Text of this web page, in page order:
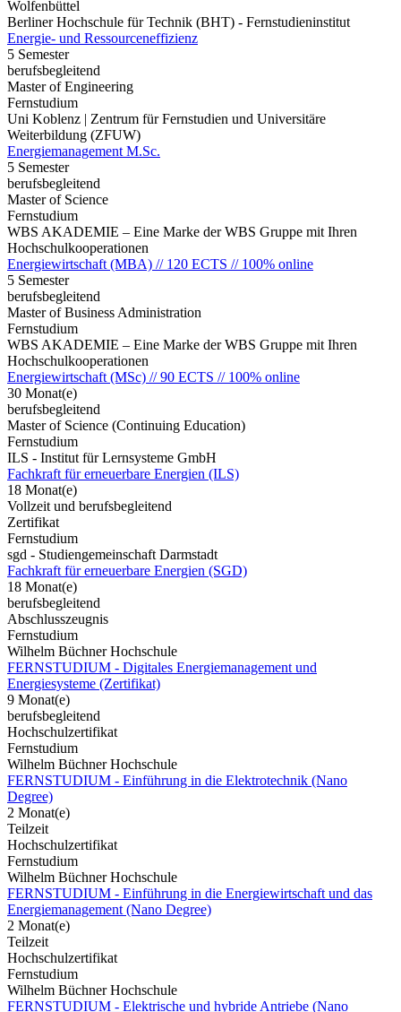
Wolfenbüttel
Berliner Hochschule für Technik (BHT) - Fernstudieninstitut
Energie- und Ressourceneffizienz
5 Semester
berufsbegleitend
Master of Engineering
Fernstudium
Uni Koblenz | Zentrum für Fernstudien und Universitäre
Weiterbildung (ZFUW)
Energiemanagement M.Sc.
5 Semester
berufsbegleitend
Master of Science
Fernstudium
WBS AKADEMIE – Eine Marke der WBS Gruppe mit Ihren
Hochschulkooperationen
Energiewirtschaft (MBA) // 120 ECTS // 100% online
5 Semester
berufsbegleitend
Master of Business Administration
Fernstudium
WBS AKADEMIE – Eine Marke der WBS Gruppe mit Ihren
Hochschulkooperationen
Energiewirtschaft (MSc) // 90 ECTS // 100% online
30 Monat(e)
berufsbegleitend
Master of Science (Continuing Education)
Fernstudium
ILS - Institut für Lernsysteme GmbH
Fachkraft für erneuerbare Energien (ILS)
18 Monat(e)
Vollzeit und berufsbegleitend
Zertifikat
Fernstudium
sgd - Studiengemeinschaft Darmstadt
Fachkraft für erneuerbare Energien (SGD)
18 Monat(e)
berufsbegleitend
Abschlusszeugnis
Fernstudium
Wilhelm Büchner Hochschule
FERNSTUDIUM - Digitales Energiemanagement und
Energiesysteme (Zertifikat)
9 Monat(e)
berufsbegleitend
Hochschulzertifikat
Fernstudium
Wilhelm Büchner Hochschule
FERNSTUDIUM - Einführung in die Elektrotechnik (Nano
Degree)
2 Monat(e)
Teilzeit
Hochschulzertifikat
Fernstudium
Wilhelm Büchner Hochschule
FERNSTUDIUM - Einführung in die Energiewirtschaft und das
Energiemanagement (Nano Degree)
2 Monat(e)
Teilzeit
Hochschulzertifikat
Fernstudium
Wilhelm Büchner Hochschule
FERNSTUDIUM - Elektrische und hybride Antriebe (Nano